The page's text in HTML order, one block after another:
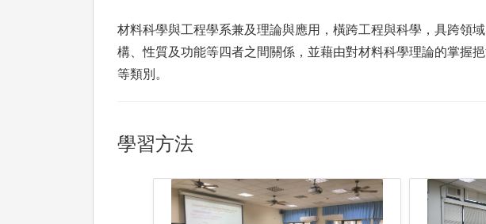
材料科學與工程學系兼及理論與應用，橫跨工程與科學，具跨領
構、性質及功能等四者之間關係，並藉由對材料科學理論的掌握
等類別。
學習方法